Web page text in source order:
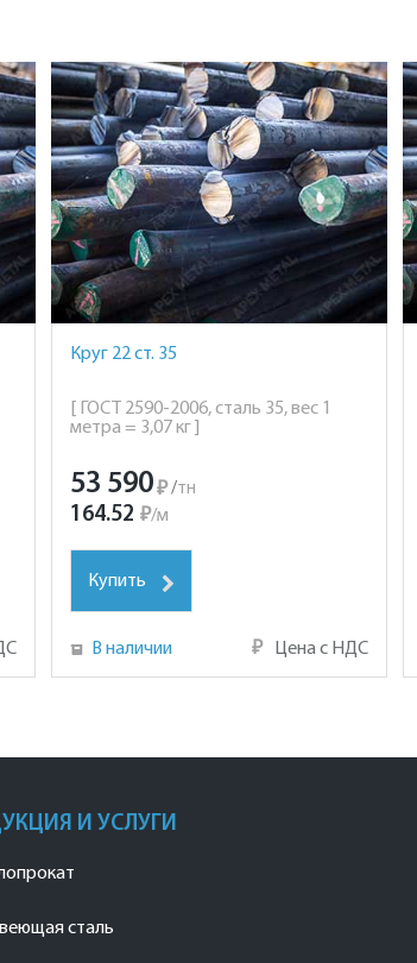
Круг 22 ст. 35
[ ГОСТ 2590-2006, сталь 35, вес 1
метра = 3,07 кг ]
53 590₽ /тн
164.52 ₽/м
Купить
В наличии ₽ Цена с НДС
И УСЛУГИ
сталь